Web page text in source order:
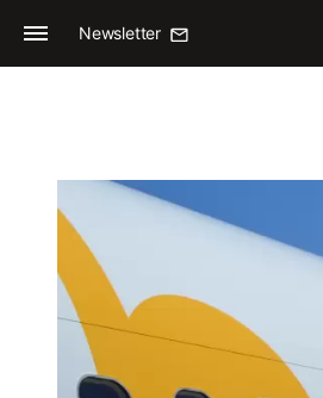
Newsletter